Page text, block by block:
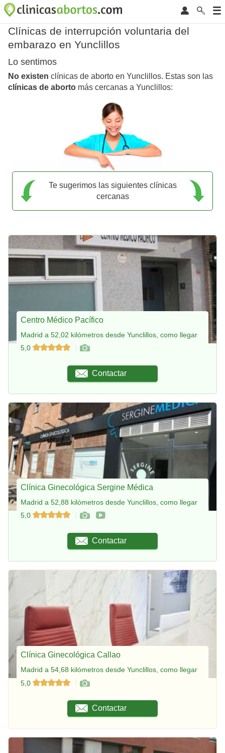
Clínicas de interrupción voluntaria del
embarazo en Yunclillos
Lo sentimos
No existen clínicas de aborto en Yunclillos. Estas son las
clínicas de aborto más cercanas a Yunclillos:
Te sugerimos las siguientes clínicas
cercanas
Centro Médico Pacífico
Madrid a 52,02 kilómetros desde Yunclillos, como llegar
5,0
Contactar
Clínica Ginecológica Sergine Médica
Madrid a 52,88 kilómetros desde Yunclillos, como llegar
5,0
Contactar
Clínica Ginecológica Callao
Madrid a 54,68 kilómetros desde Yunclillos, como llegar
5,0
Contactar